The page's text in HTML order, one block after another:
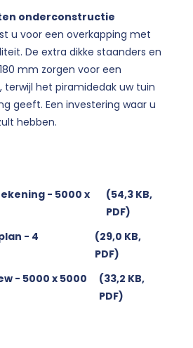
onderconstructie
u voor een overkapping met
De extra dikke staanders en
mm zorgen voor een
terwijl het piramidedak uw tuin
geeft. Een investering waar u
hebben.
- 5000 x
(54,3 KB,
PDF)
- 4
(29,0 KB,
PDF)
- 5000 x 5000
(33,2 KB,
PDF)